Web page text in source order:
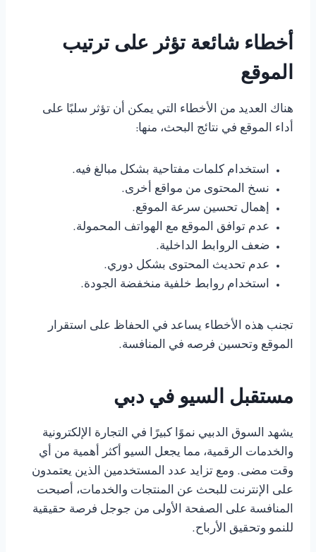
أخطاء شائعة تؤثر على ترتيب
الموقع
هناك العديد من الأخطاء التي يمكن أن تؤثر سلبًا على
أداء الموقع في نتائج البحث، منها:
استخدام كلمات مفتاحية بشكل مبالغ فيه.
نسخ المحتوى من مواقع أخرى.
إهمال تحسين سرعة الموقع.
عدم توافق الموقع مع الهواتف المحمولة.
ضعف الروابط الداخلية.
عدم تحديث المحتوى بشكل دوري.
استخدام روابط خلفية منخفضة الجودة.
تجنب هذه الأخطاء يساعد في الحفاظ على استقرار
الموقع وتحسين فرصه في المنافسة.
مستقبل السيو في دبي
يشهد السوق الدبيي نموًا كبيرًا في التجارة الإلكترونية
والخدمات الرقمية، مما يجعل السيو أكثر أهمية من أي
وقت مضى. ومع تزايد عدد المستخدمين الذين يعتمدون
على الإنترنت للبحث عن المنتجات والخدمات، أصبحت
المنافسة على الصفحة الأولى من جوجل فرصة حقيقية
للنمو وتحقيق الأرباح.